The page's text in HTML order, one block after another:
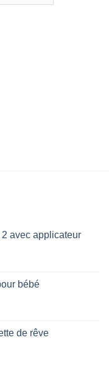
avec applicateur
bébé
de rêve